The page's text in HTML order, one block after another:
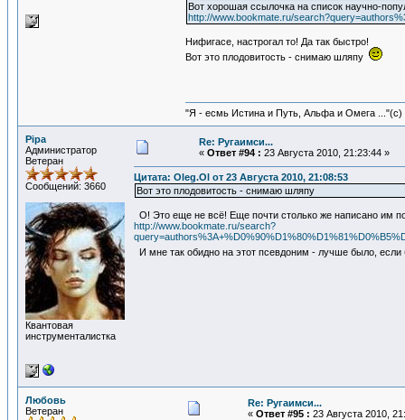
Вот хорошая ссылочка на список научно-
http://www.bookmate.ru/
Нифигасе, настрогал то! Да так быстро!
Вот это плодовитость - снимаю шляпу
"Я - есмь Истина и Путь, Альфа и Омега ..."(с)
Pipa
Администратор
Ветеран
Сообщений: 3660
Квантовая
инструменталистка
Re: Ругаимси...
« Ответ #94 : 23 Августа 2010, 21:23:44 »
Цитата: Oleg.Ol от 23 Августа 2010, 21:08:53
Вот это плодовитость - снимаю шляпу
О! Это еще не всё! Еще почти столько же написано им
http://www.bookmate.ru/search?
И мне так обидно на этот псевдоним - лучше было,
Любовь
Ветеран
Re: Ругаимси...
« Ответ #95 : 23 Августа 2010,